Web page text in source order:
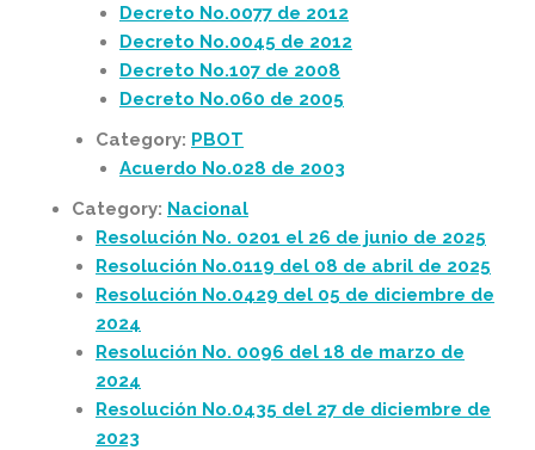
Decreto No.0077 de 2012
Decreto No.0045 de 2012
Decreto No.107 de 2008
Decreto No.060 de 2005
Category: PBOT
Acuerdo No.028 de 2003
Category: Nacional
Resolución No. 0201 el 26 de junio de 2025
Resolución No.0119 del 08 de abril de 2025
Resolución No.0429 del 05 de diciembre de
2024
Resolución No. 0096 del 18 de marzo de
2024
Resolución No.0435 del 27 de diciembre de
2023